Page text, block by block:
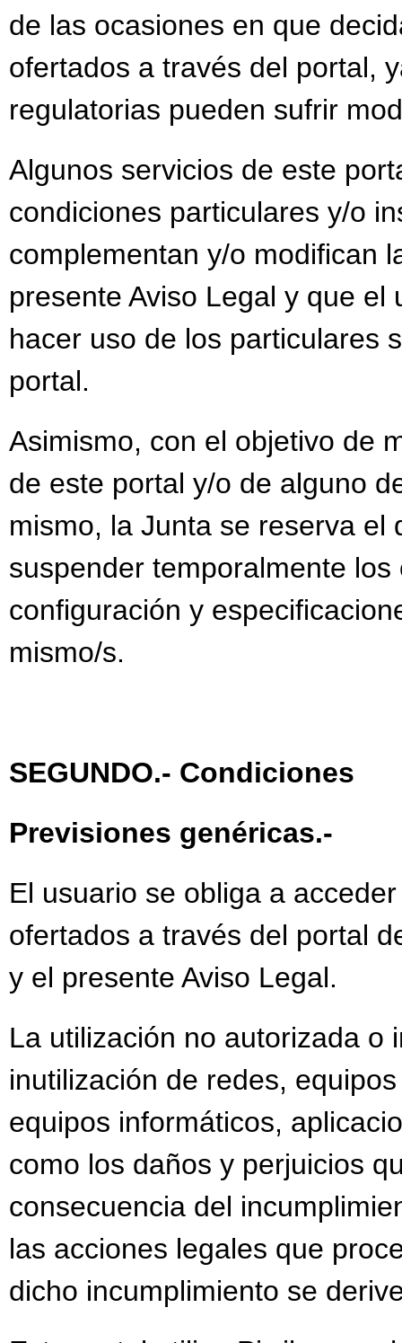
de las ocasiones en que
ofertados a través del portal,
regulatorias pueden sufrir
Algunos servicios de este
condiciones particulares y/o
complementan y/o modifican
presente Aviso Legal y que
hacer uso de los particulares
portal.
Asimismo, con el objetivo de
de este portal y/o de alguno
mismo, la Junta se reserva el
suspender temporalmente
configuración y
mismo/s.
SEGUNDO.- Condiciones
Previsiones genéricas.-
El usuario se obliga a
ofertados a través del portal
y el presente Aviso Legal.
La utilización no autorizada o
inutilización de redes,
equipos informáticos,
como los daños y perjuicios
consecuencia del
las acciones legales que
dicho incumplimiento se